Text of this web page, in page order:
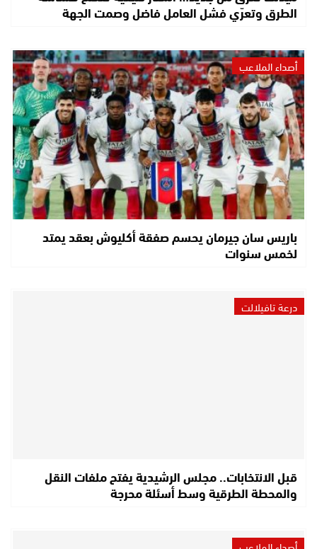
الطرق وتعرّي فشل العامل فاضل وصمت الجهة
أصداء الملاعب
باريس سان جيرمان يحسم صفقة أكليوش بعقد يمتد
لخمس سنوات
درعة تافيلالت
قبل الانتخابات.. مجلس الرشيدية يفتح ملفات النقل
والمحطة الطرقية وسط أسئلة محرجة